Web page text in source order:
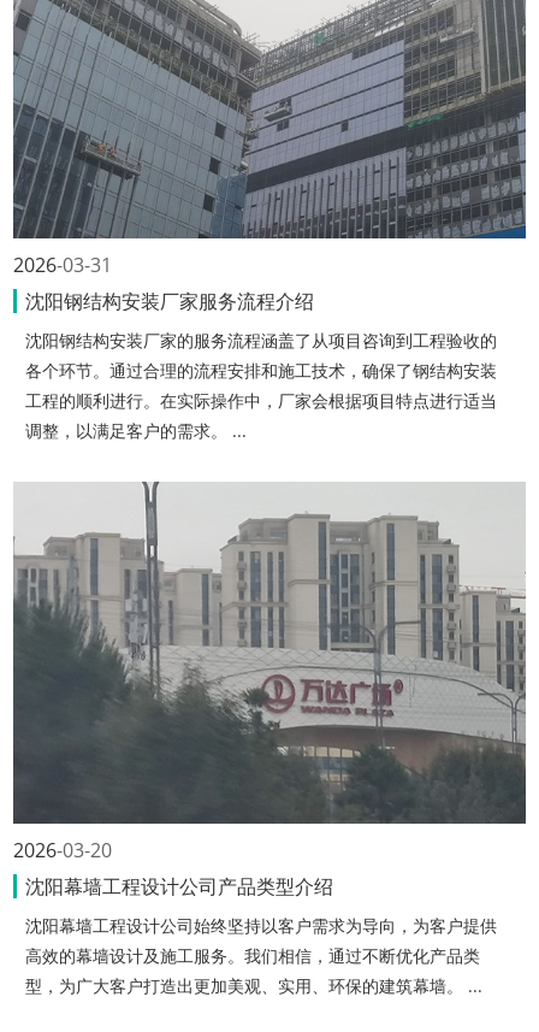
03-31
2026
沈阳钢结构安装厂家服务流程介绍
沈阳钢结构安装厂家的服务流程涵盖了从项目咨询到工程验收的
各个环节。通过合理的流程安排和施工技术，确保了钢结构安装
工程的顺利进行。在实际操作中，厂家会根据项目特点进行适当
调整，以满足客户的需求。 ...
03-20
2026
沈阳幕墙工程设计公司产品类型介绍
沈阳幕墙工程设计公司始终坚持以客户需求为导向，为客户提供
高效的幕墙设计及施工服务。我们相信，通过不断优化产品类
型，为广大客户打造出更加美观、实用、环保的建筑幕墙。 ...